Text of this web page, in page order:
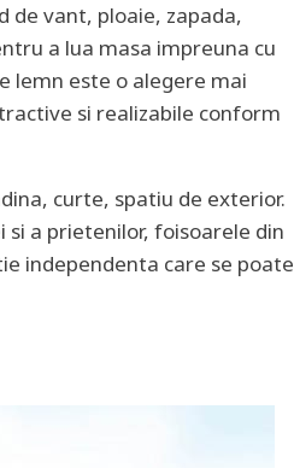
de vant, ploaie, zapada,
a lua masa impreuna cu
lemn este o alegere mai
si realizabile conform
curte, spatiu de exterior.
a prietenilor, foisoarele din
independenta care se poate